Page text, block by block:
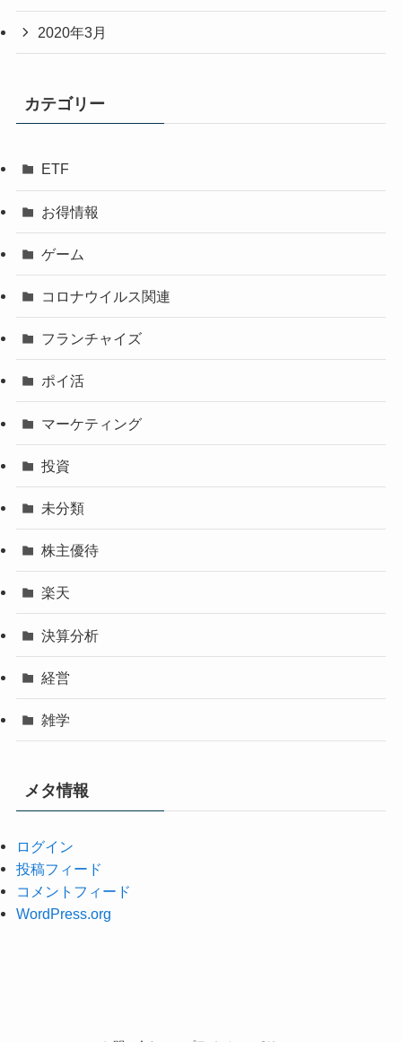
2020年3月
カテゴリー
ETF
お得情報
ゲーム
コロナウイルス関連
フランチャイズ
ポイ活
マーケティング
投資
未分類
株主優待
楽天
決算分析
経営
雑学
メタ情報
ログイン
投稿フィード
コメントフィード
WordPress.org